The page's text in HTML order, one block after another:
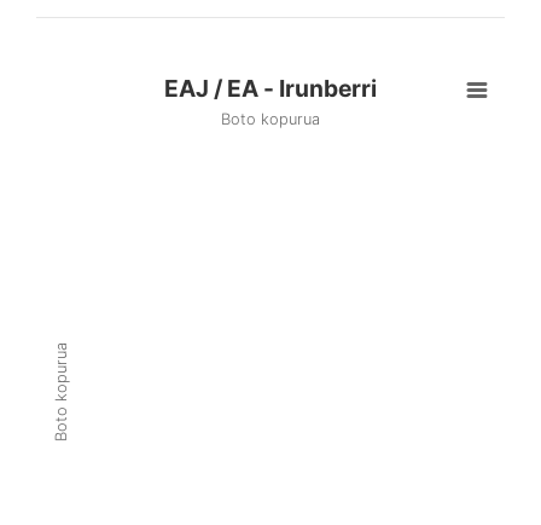
Boto kopurua
EAJ / EA - Irunberri
Boto kopurua